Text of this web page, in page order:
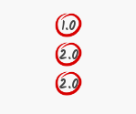
1.0
2.0
2.0